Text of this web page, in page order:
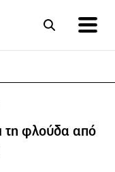
τη φλούδα από